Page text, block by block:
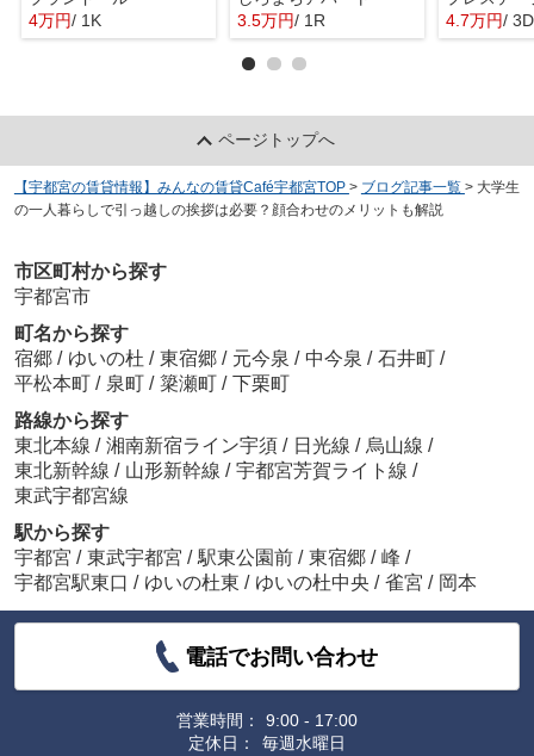
4万円/ 1K
3.5万円/ 1R
4.7万円/
ページトップへ
【宇都宮の賃貸情報】みんなの賃貸Café宇都宮TOP > ブログ記事一覧 > 大学生
の一人暮らしで引っ越しの挨拶は必要？顔合わせのメリットも解説
市区町村から探す
宇都宮市
町名から探す
宿郷 / ゆいの杜 / 東宿郷 / 元今泉 / 中今泉 / 石井町 /
平松本町 / 泉町 / 簗瀬町 / 下栗町
路線から探す
東北本線 / 湘南新宿ライン宇須 / 日光線 / 烏山線 /
東北新幹線 / 山形新幹線 / 宇都宮芳賀ライト線 /
東武宇都宮線
駅から探す
宇都宮 / 東武宇都宮 / 駅東公園前 / 東宿郷 / 峰 /
宇都宮駅東口 / ゆいの杜東 / ゆいの杜中央 / 雀宮 / 岡本
電話でお問い合わせ
営業時間：
9:00 - 17:00
定休日：
毎週水曜日